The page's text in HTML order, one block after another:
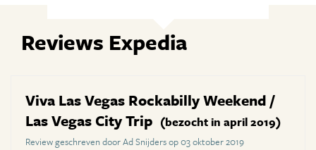
Reviews Expedia
Viva Las Vegas Rockabilly Weekend /
Las Vegas City Trip (bezocht in april 2019)
Review geschreven door Ad Snijders op 03 oktober 2019